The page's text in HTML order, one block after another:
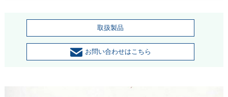
取扱製品
お問い合わせはこちら